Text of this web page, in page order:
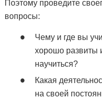
Поэтому проведите
вопросы:
Чему и где вы
хорошо развиты
научиться?
Какая
на своей